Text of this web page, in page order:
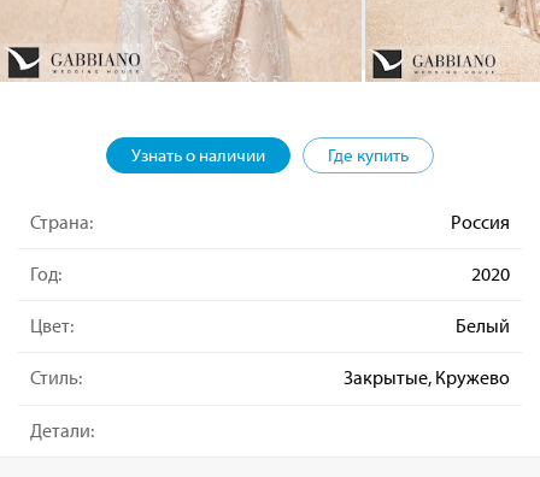
Узнать о наличии Где купить
Страна: Россия
Год: 2020
Цвет: Белый
Стиль: Закрытые, Кружево
Детали: